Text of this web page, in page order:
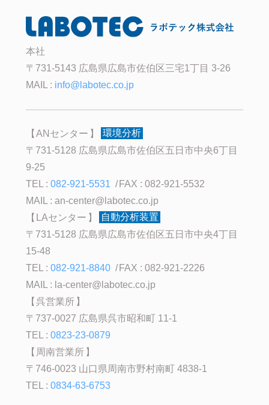
本社
〒731-5143 広島県広島市佐伯区三宅1丁目 3-26
MAIL : info@labotec.co.jp
ANセンター
環境分析
〒731-5128 広島県広島市佐伯区五日市中央6丁目
9-25
TEL :082-921-5531
FAX : 082-921-5532
MAIL :an-center@labotec.co.jp
LAセンター
自動分析装置
〒731-5128 広島県広島市佐伯区五日市中央4丁目
15-48
TEL :082-921-8840
FAX : 082-921-2226
MAIL : la-center@labotec.co.jp
呉営業所
〒737-0027 広島県呉市昭和町 11-1
TEL :0823-23-0879
周南営業所
〒746-0023 山口県周南市野村南町 4838-1
TEL :0834-63-6753